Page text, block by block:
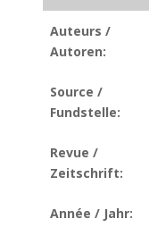
Auteurs /
Autoren:
Source /
Fundstelle:
Revue /
Zeitschrift:
Année / Jahr: